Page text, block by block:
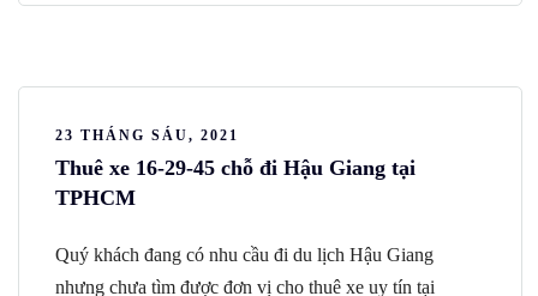
23 THÁNG SÁU, 2021
Thuê xe 16-29-45 chỗ đi Hậu Giang tại
TPHCM
Quý khách đang có nhu cầu đi du lịch Hậu Giang
nhưng chưa tìm được đơn vị cho thuê xe uy tín tại